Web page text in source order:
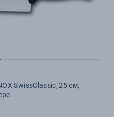
SwissClassic, 25 см,